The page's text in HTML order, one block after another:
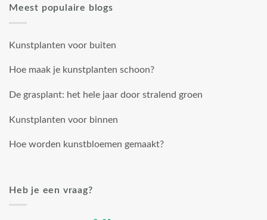
Meest populaire blogs
Kunstplanten voor buiten
Hoe maak je kunstplanten schoon?
De grasplant: het hele jaar door stralend groen
Kunstplanten voor binnen
Hoe worden kunstbloemen gemaakt?
Heb je een vraag?